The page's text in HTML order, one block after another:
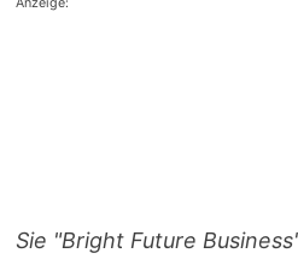
Sie "Bright Future